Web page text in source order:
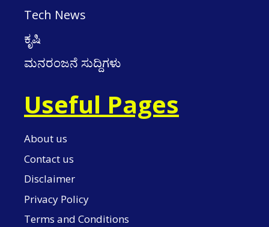
Tech News
ಕೃಷಿ
ಮನರಂಜನೆ ಸುದ್ದಿಗಳು
Useful Pages
About us
Contact us
Disclaimer
Privacy Policy
Terms and Conditions